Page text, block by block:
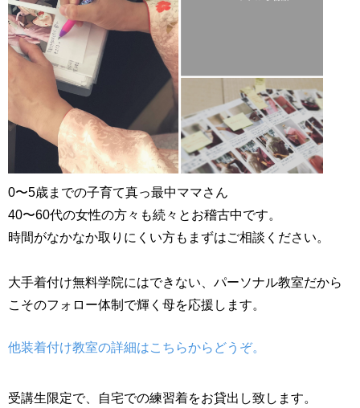
0〜5歳までの子育て真っ最中ママさん
40〜60代の女性の方々も続々とお稽古中です。
時間がなかなか取りにくい方もまずはご相談ください。
大手着付け無料学院にはできない、パーソナル教室だから
こそのフォロー体制で輝く母を応援します。
他装着付け教室の詳細はこちらからどうぞ。
受講生限定で、自宅での練習着をお貸出し致します。